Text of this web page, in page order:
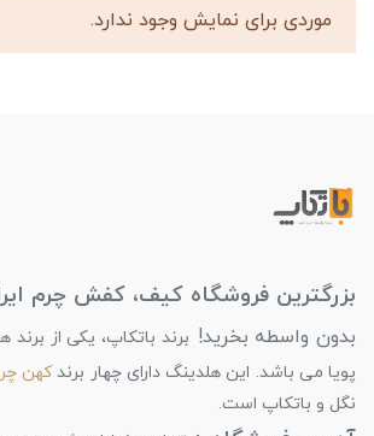
موردی برای نمایش وجود ندارد.
بزرگترین فروشگاه کیف، کفش چرم
بدون واسطه بخرید! برند باتکاپ، یکی از
پویا می باشد. این هلدینگ دارای چهار برندکهن
نگل و باتکاپ است.